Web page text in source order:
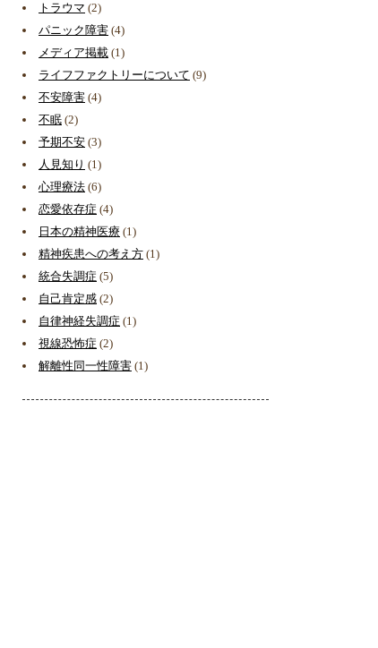
トラウマ (2)
パニック障害 (4)
メディア掲載 (1)
ライフファクトリーについて (9)
不安障害 (4)
不眠 (2)
予期不安 (3)
人見知り (1)
心理療法 (6)
恋愛依存症 (4)
日本の精神医療 (1)
精神疾患への考え方 (1)
統合失調症 (5)
自己肯定感 (2)
自律神経失調症 (1)
視線恐怖症 (2)
解離性同一性障害 (1)